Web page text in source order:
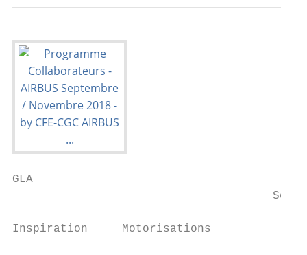
GLA
Inspiration     Motorisations